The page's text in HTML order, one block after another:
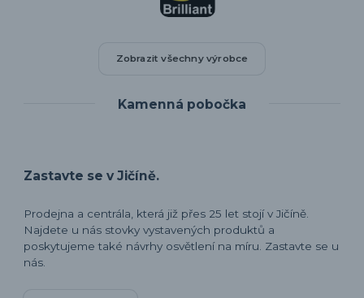
Zobrazit všechny výrobce
Kamenná pobočka
Zastavte se v Jičíně.
Prodejna a centrála, která již přes 25 let stojí v Jičíně.
Najdete u nás stovky vystavených produktů a
poskytujeme také návrhy osvětlení na míru. Zastavte se u
nás.